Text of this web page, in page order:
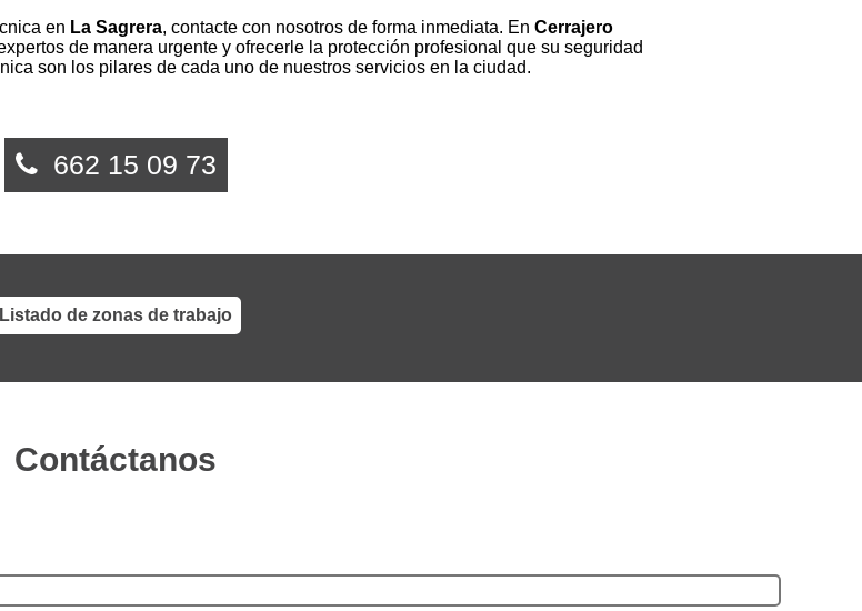
en La Sagrera, contacte con nosotros de forma inmediata. En Cerrajero
de manera urgente y ofrecerle la protección profesional que su seguridad
son los pilares de cada uno de nuestros servicios en la ciudad.
662 15 09 73
Listado de zonas de trabajo
Contáctanos